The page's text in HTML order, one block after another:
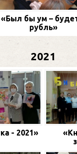
«Был бы ум –
рубль»
2021
- 2021»